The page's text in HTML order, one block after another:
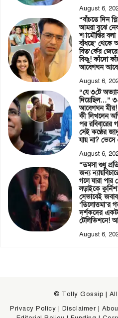
August 6,
“বাঁচতে দিন
আমরা বুঝে
শ্যামৌপ্তির
বাঁধছে’ থেকে
বিত’র্কের
বিষ্ণু! কাঁদো
আবেগঘন
August 6,
“যে ৩টে
দিয়েছিল…”
আবেগঘন মীর!
কী লিখলেন
পর রবিবারের
সেই কণ্ঠের
যায় না?
August 6,
“তমসা শুধু
জন্য
গলে যারা পার
লড়াইকে
সেভাবেই
দর্শকদের
টেলিভিশনে!
August 6,
© Tolly Gossip |
Privacy Policy | Disclaimer|